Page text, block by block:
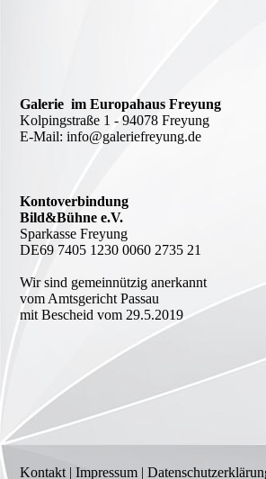
Galerie im Europahaus Freyung
Kolpingstraße 1 - 94078 Freyung
E-Mail: info@galeriefreyung.de
Kontoverbindung
Bild&Bühne e.V.
Sparkasse Freyung
DE69 7405 1230 0060 2735 21
Wir sind gemeinnützig anerkannt
vom Amtsgericht Passau
mit Bescheid vom 29.5.2019
Kontakt |Impressum |